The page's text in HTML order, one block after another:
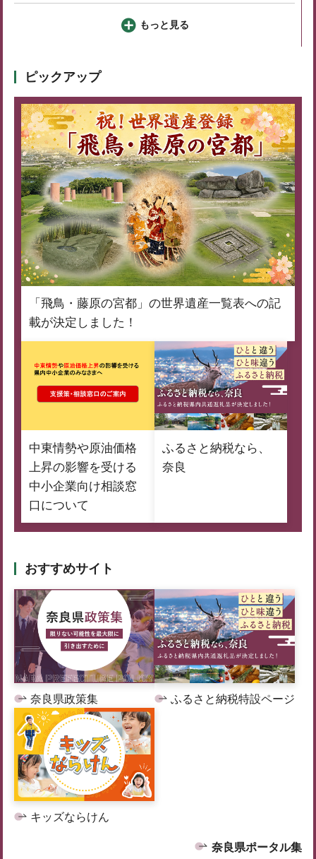
もっと見る
ピックアップ
「飛鳥・藤原の宮都」の世界遺産一覧表への記
載が決定しました！
中東情勢や原油価格
上昇の影響を受ける
中小企業向け相談窓
口について
ふるさと納税なら、
奈良
おすすめサイト
奈良県政策集 ふるさと納税特設ページ
キッズならけん
奈良県ポータル集